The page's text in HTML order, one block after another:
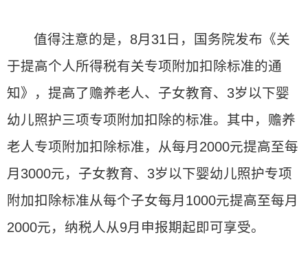
值得注意的是，8月31日，国务院发布《关
于提高个人所得税有关专项附加扣除标准的通
知》，提高了赡养老人、子女教育、3岁以下婴
幼儿照护三项专项附加扣除的标准。其中，赡养
老人专项附加扣除标准，从每月2000元提高至每
月3000元，子女教育、3岁以下婴幼儿照护专项
附加扣除标准从每个子女每月1000元提高至每月
2000元，纳税人从9月申报期起即可享受。